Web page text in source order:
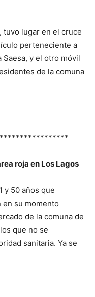
tuvo lugar en el cruce
perteneciente a
y el otro móvil
de la comuna
roja en Los Lagos
y 50 años que
su momento
de la comuna de
que no se
sanitaria. Ya se